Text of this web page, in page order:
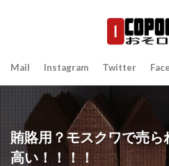
Mail Instagram Twitter
賄賂用？モスクワで売ら
高い！！！！